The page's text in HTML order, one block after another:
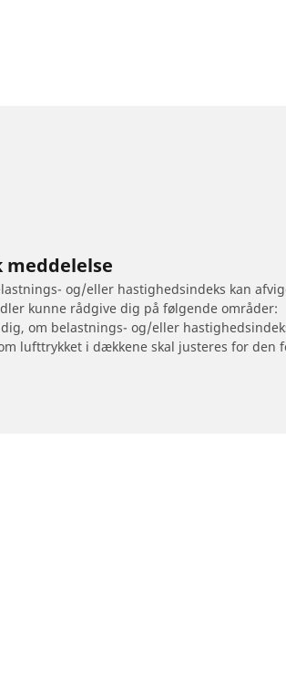
meddelelse
og/eller hastighedsindeks kan
kunne rådgive dig på følgende områder:
om belastnings- og/eller
lufttrykket i dækkene skal justeres for den